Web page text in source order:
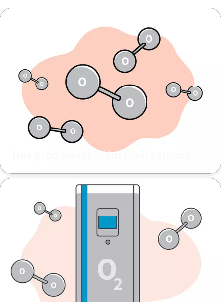
Hur produceras industriell syrgas?